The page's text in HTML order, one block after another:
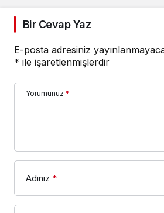
Bir Cevap Yaz
E-posta adresiniz
* ile işaretlenmişlerdir
Yorumunuz *
Adınız *